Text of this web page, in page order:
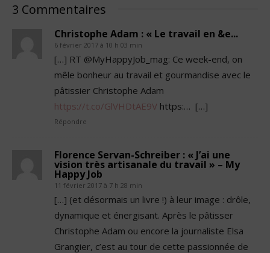
3 Commentaires
Christophe Adam : « Le travail en &e...
6 février 2017 à 10 h 03 min
[…] RT @MyHappyJob_mag: Ce week-end, on
mêle bonheur au travail et gourmandise avec le
pâtissier Christophe Adam
https://t.co/GlVHDtAE9V https:… […]
Répondre
Florence Servan-Schreiber : « J’ai une
vision très artisanale du travail » – My
Happy Job
11 février 2017 à 7 h 28 min
[…] (et désormais un livre !) à leur image : drôle,
dynamique et énergisant. Après le pâtisser
Christophe Adam ou encore la journaliste Elsa
Grangier, c’est au tour de cette passionnée de